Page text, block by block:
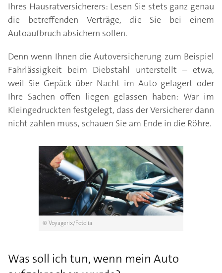
Ihres Hausratversicherers: Lesen Sie stets ganz genau
die betreffenden Verträge, die Sie bei einem
Autoaufbruch absichern sollen.
Denn wenn Ihnen die Autoversicherung zum Beispiel
Fahrlässigkeit beim Diebstahl unterstellt – etwa,
weil Sie Gepäck über Nacht im Auto gelagert oder
Ihre Sachen offen liegen gelassen haben: War im
Kleingedruckten festgelegt, dass der Versicherer dann
nicht zahlen muss, schauen Sie am Ende in die Röhre.
© Voyagerix/Fotolia
Was soll ich tun, wenn mein Auto